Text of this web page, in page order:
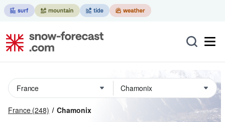
France (248) Chamonix